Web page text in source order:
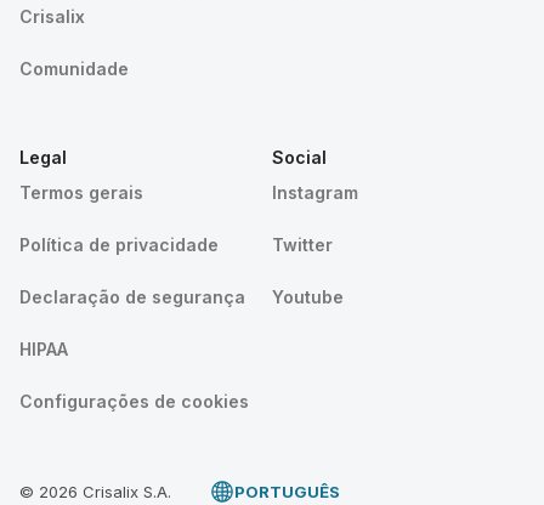
Crisalix
Comunidade
Legal
Termos gerais
Política de privacidade
Declaração de segurança
HIPAA
Configurações de cookies
Social
Instagram
Twitter
Youtube
© 2026 Crisalix S.A. PORTUGUÊS